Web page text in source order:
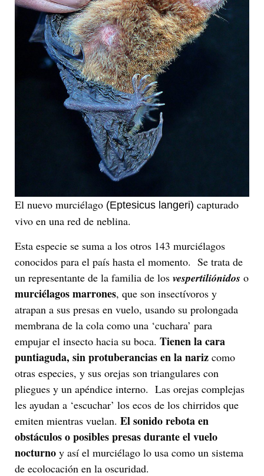
El nuevo murciélago (Eptesicus langeri) capturado
vivo en una red de neblina.
Esta especie se suma a los otros 143 murciélagos
conocidos para el país hasta el momento. Se trata de
un representante de la familia de los vespertiliónidos o
murciélagos marrones, que son insectívoros y
atrapan a sus presas en vuelo, usando su prolongada
membrana de la cola como una ‘cuchara’ para
empujar el insecto hacia su boca. Tienen la cara
puntiaguda, sin protuberancias en la nariz como
otras especies, y sus orejas son triangulares con
pliegues y un apéndice interno. Las orejas complejas
les ayudan a ‘escuchar’ los ecos de los chirridos que
emiten mientras vuelan. El sonido rebota en
obstáculos o posibles presas durante el vuelo
nocturno y así el murciélago lo usa como un sistema
de ecolocación en la oscuridad.